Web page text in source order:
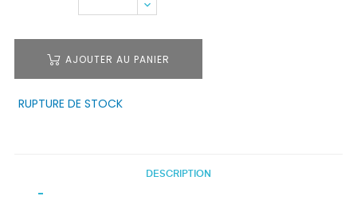
AJOUTER AU PANIER
RUPTURE DE STOCK
DESCRIPTION